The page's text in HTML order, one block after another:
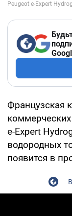
Французская
e-Expert
водородных
появится в